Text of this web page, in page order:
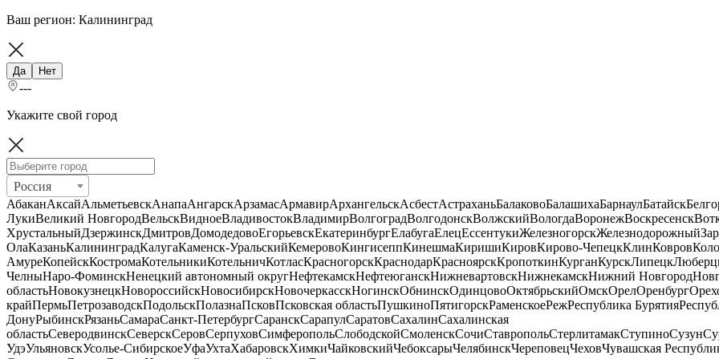
Ваш регион: Калининград
Да Нет
---
Укажите свой город
Россия
АбаканАксайАльметьевскАнапаАнгарскАрзамасАрмавирАрхангельскАсбестАстраханьБалаковоБалашихаБарнаулБатайск
ЛукиВеликий НовгородВельскВидноеВладивостокВладимирВолгоградВолгодонскВолжскийВологдаВоронежВоскресенск
ХрустальныйДзержинскДмитровДомодедовоЕгорьевскЕкатеринбургЕлабугаЕлецЕссентукиЖелезногорскЖелезнодорожный
ОлаКазаньКалининградКалугаКаменск-УральскийКемеровоКингисеппКинешмаКиришиКировКирово-ЧепецкКлинКовров
АмуреКопейскКостромаКотельникиКотельничКотласКрасногорскКраснодарКрасноярскКропоткинКурганКурскЛипецк
ЧелныНаро-ФоминскНенецкий автономный округНефтекамскНефтеюганскНижневартовскНижнекамскНижний Новгород
областьНовокузнецкНовороссийскНовосибирскНовочеркасскНогинскОбнинскОдинцовоОктябрьскийОмскОрелОренбург
крайПермьПетрозаводскПодольскПолазнаПсковПсковская областьПушкиноПятигорскРаменскоеРежРеспублика Бурятия
ДонуРыбинскРязаньСамараСанкт-ПетербургСаранскСарапулСаратовСахалинСахалинская
областьСеверодвинскСеверскСеровСерпуховСимферопольСлободскойСмоленскСочиСтавропольСтерлитамакСтупиноСузун
УдэУльяновскУсолье-СибирскоеУфаУхтаХабаровскХимкиЧайковскийЧебоксарыЧелябинскЧереповецЧеховЧувашская